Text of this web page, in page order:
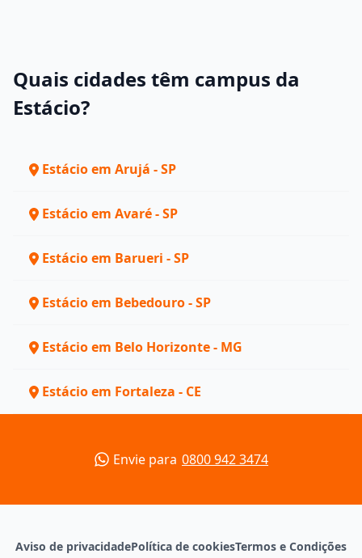
Quais cidades têm campus da
Estácio?
Estácio em Arujá - SP
Estácio em Avaré - SP
Estácio em Barueri - SP
Estácio em Bebedouro - SP
Estácio em Belo Horizonte - MG
Estácio em Fortaleza - CE
Envie para 0800 942 3474
Aviso de privacidadePolítica de cookiesTermos e Condições